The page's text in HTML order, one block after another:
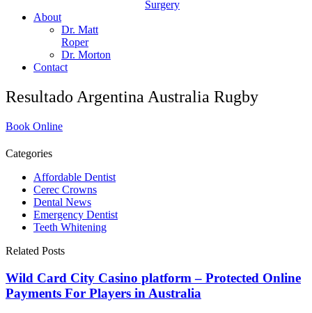
Surgery
About
Dr. Matt
Roper
Dr. Morton
Contact
Resultado Argentina Australia Rugby
Book Online
Categories
Affordable Dentist
Cerec Crowns
Dental News
Emergency Dentist
Teeth Whitening
Related Posts
Wild Card City Casino platform – Protected Online
Payments For Players in Australia